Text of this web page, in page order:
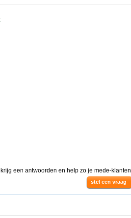
een antwoorden en help zo je mede-klanten.
stel een vraag